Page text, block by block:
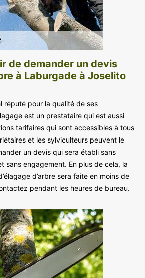
de demander un devis
à Laburgade à Joselito
réputé pour la qualité de ses
est un prestataire qui est aussi
tarifaires qui sont accessibles à tous
et les sylviculteurs peuvent le
un devis qui sera établi sans
sans engagement. En plus de cela, la
d’arbre sera faite en moins de
pendant les heures de bureau.